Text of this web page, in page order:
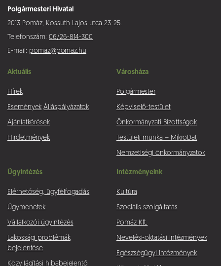
Polgármesteri Hivatal
2013 Pomáz, Kossuth Lajos utca 23-25.
Telefonszám: 06/26-814-300
E-mail: pomaz@pomaz.hu
Aktuális
Hírek
Események Álláspályázatok
Ajánlatkérések
Hirdetmények
Városháza
Polgármester
Képviselő-testület
Önkormányzati Bizottságok
Testületi munka – MikroDat
Nemzetiségi önkormányzatok
Ügyintézés
Elérhetőség, ügyfélfogadás
Ügymenetek
Vállalkozói ügyintézés
Lakossági problémák
bejelentése
Közvilágítási hibabejelentő
Intézményeink
Kultúra
Szociális szolgáltatás
Pomáz Kft.
Nevelési-oktatási intézmények
Egészségügyi intézmények